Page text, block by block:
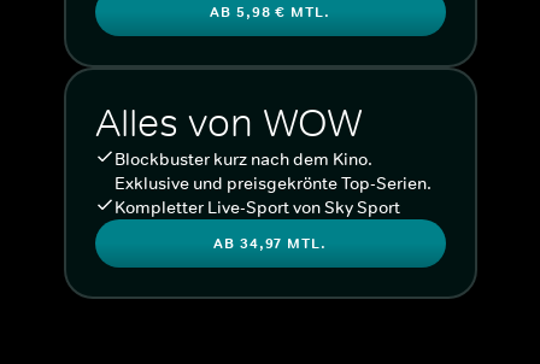
AB 5,98 € MTL.
Alles von WOW
Blockbuster kurz nach dem Kino.
Exklusive und preisgekrönte Top-Serien.
Kompletter Live-Sport von Sky Sport
AB 34,97 MTL.